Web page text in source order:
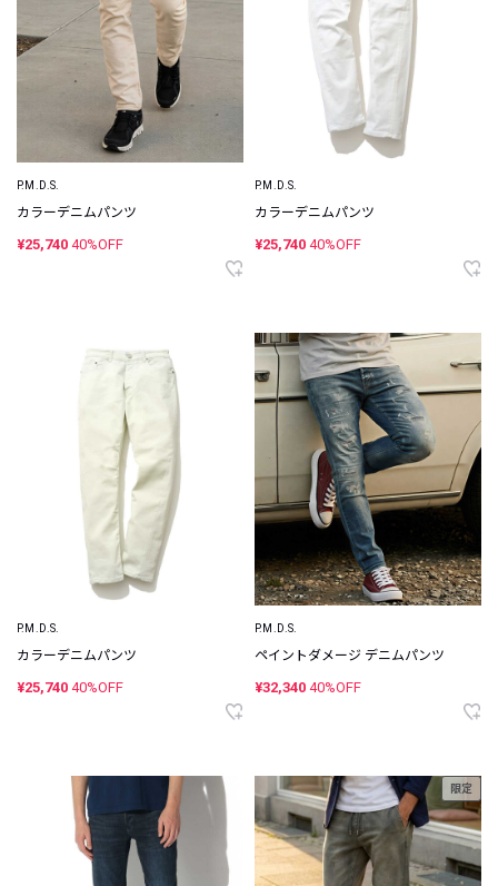
P.M.D.S.
カラーデニムパンツ
¥25,740 40%OFF
P.M.D.S.
カラーデニムパンツ
¥25,740 40%OFF
P.M.D.S.
カラーデニムパンツ
¥25,740 40%OFF
P.M.D.S.
ペイントダメージ デニムパンツ
¥32,340 40%OFF
限定